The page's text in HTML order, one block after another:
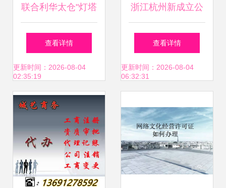
联合利华太仓"灯塔
工厂"展现卓越实
力，梦龙雪糕等产
品迈向智能化生产
新高度
查看详情
更新时间：2026-08-04
02:35:19
浙江杭州新成立公
司办理网络文化经
营许可证全指南
查看详情
更新时间：2026-08-04
06:32:31